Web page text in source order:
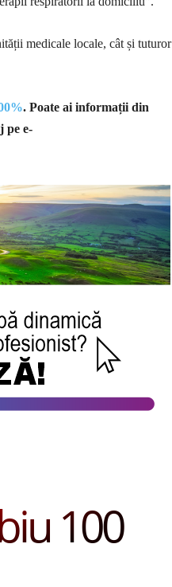
medicale locale, cât și tuturor
. Poate ai informații din
pe e-
100